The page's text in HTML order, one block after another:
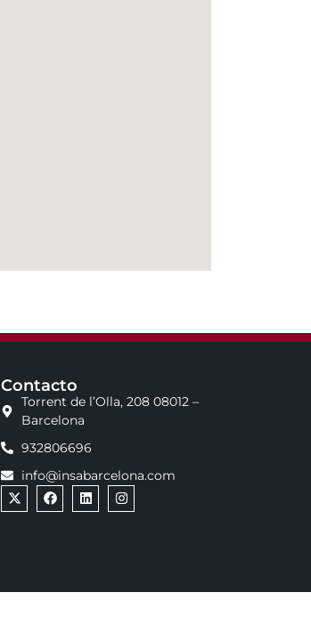
Contacto
Torrent de l’Olla, 208 08012 –
Barcelona
932806696
info@insabarcelona.com